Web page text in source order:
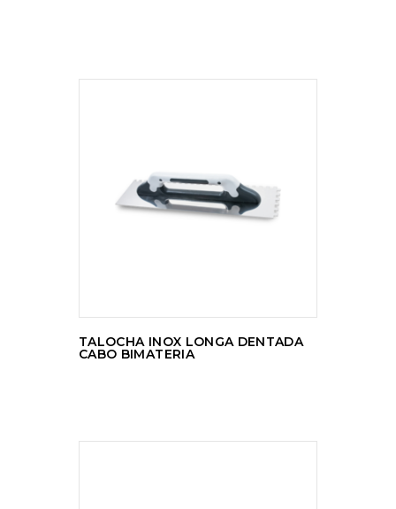
LER MAIS
TALOCHA INOX LONGA DENTADA
CABO BIMATERIA